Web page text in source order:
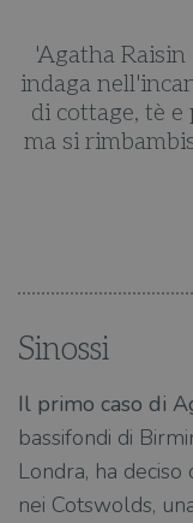
'Agatha
indaga
di cottage, tè e
ma si
Sinossi
Il primo caso di
bassifondi di
Londra, ha deciso
nei Cotswolds,